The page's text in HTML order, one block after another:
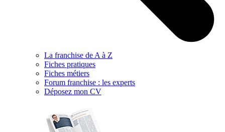
La franchise de A à Z
Fiches pratiques
Fiches métiers
Forum franchise : les experts
Déposez mon CV